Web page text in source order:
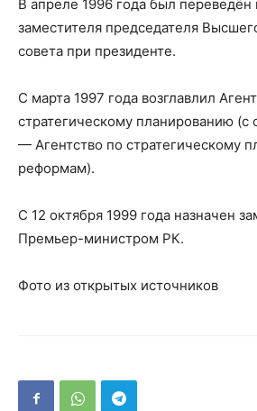
В апреле 1996 года был
заместителя председателя
совета при президенте.
С марта 1997 года возглавлил
стратегическому планированию (с
— Агентство по стратегическому
реформам).
С 12 октября 1999 года назначен
Премьер-министром РК.
Фото из открытых источников